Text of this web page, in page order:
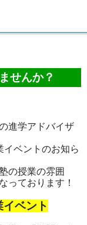
せんか？
進学アドバイザ
ベントのお知ら
の授業の雰囲
っております！
イベント